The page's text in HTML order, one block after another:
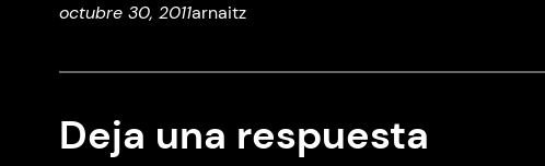
octubre 30, 2011arnaitz
Deja una respuesta